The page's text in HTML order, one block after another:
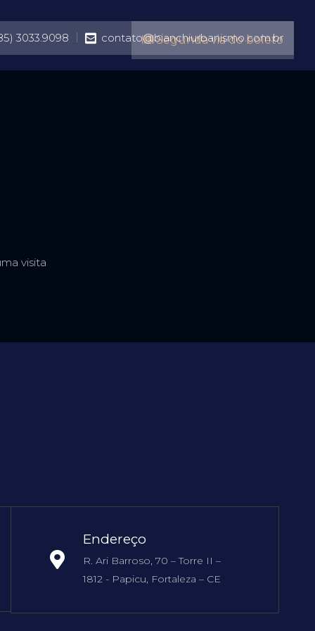
Segunda via do boleto
visita
3033.9098 contato@bianchiurbanismo.com.br
Endereço
R. Ari Barroso, 70 – Torre II –
1812 - Papicu, Fortaleza – CE